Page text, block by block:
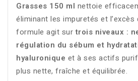
Grasses 150 ml nettoie
éliminant les impuretés et l’excès
formule agit surtrois niveaux :
régulation du sébum et
hyaluronique et à ses actifs
plus nette, fraîche et équilibrée.